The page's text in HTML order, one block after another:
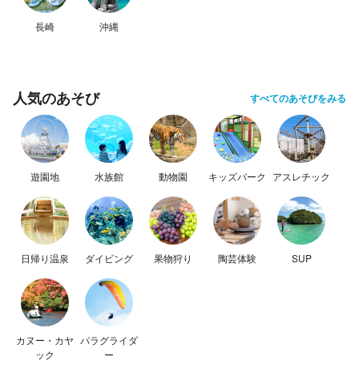
長崎 沖縄
人気のあそび すべてのあそびをみる
遊園地 水族館 動物園 キッズパーク アスレチック
日帰り温泉 ダイビング 果物狩り 陶芸体験 SUP
カヌー・カヤ
ック
パラグライダ
ー